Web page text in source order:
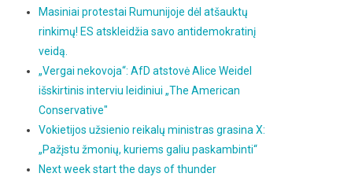
Masiniai protestai Rumunijoje dėl atšauktų
rinkimų! ES atskleidžia savo antidemokratinį
veidą.
„Vergai nekovoja“: AfD atstovė Alice Weidel
išskirtinis interviu leidiniui „The American
Conservative"
Vokietijos užsienio reikalų ministras grasina X:
„Pažįstu žmonių, kuriems galiu paskambinti“
Next week start the days of thunder